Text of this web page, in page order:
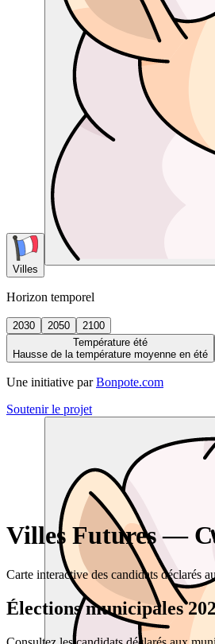
Villes
Horizon temporel
2030 2050
2100
Température été
Hausse de la température moyenne en été
Une initiative par Bonpote.com
Soutenir le projet
Villes Futures —
Carte interactive des candidats déclarés
Élections municipales